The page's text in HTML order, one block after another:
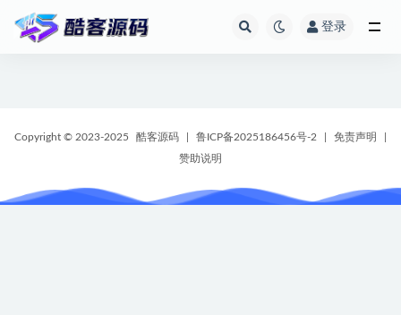
登录
Copyright © 2023-2025 酷客源码 鲁ICP备2025186456号-2 免责声明
赞助说明